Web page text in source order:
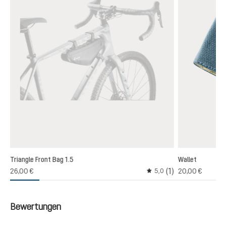
Triangle Front Bag 1.5
26,00 €
Durchschnittliche
5,0 (1)
Wallet
20,00 €
Bewertungen